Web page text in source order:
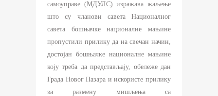
самоуправе (МДУЛС) изражава жаљење
што су чланови савета Националног
савета бошњачке националне мањине
пропустили прилику да на свечан начин,
достојан бошњачке националне мањине
коју треба да представљају, обележе дан
Града Новог Пазара и искористе прилику
за размену мишљења са